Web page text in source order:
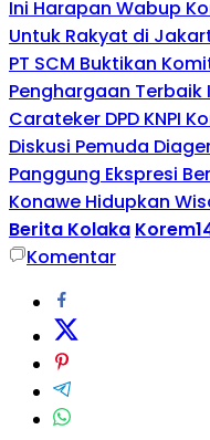
Ini Harapan Wabup
Untuk Rakyat di
PT SCM Buktikan
Penghargaan Terbaik
Carateker DPD KNPI
Diskusi Pemuda
Panggung Ekspresi
Konawe Hidupkan
Berita Kolaka
Komentar